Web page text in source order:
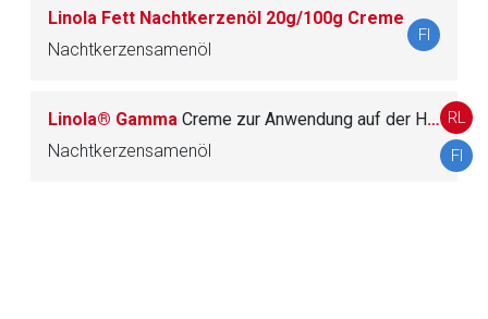
Linola Fett Nachtkerzenöl 20g/100g Creme
Nachtkerzensamenöl
FI
Linola® Gamma Creme zur Anwendung auf der Haut
Nachtkerzensamenöl
RL
FI
Zurück zur rote-liste.de Zur Seite